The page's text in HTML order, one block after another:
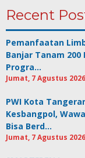
Recent
Pemanfaatan
Banjar Tanam 200
Progra…
Jumat, 7 Agustus 2026
PWI Kota
Kesbangpol,
Bisa Berd…
Jumat, 7 Agustus 2026